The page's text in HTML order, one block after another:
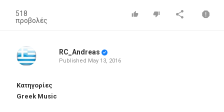
518
προβολές
RC_Andreas
Published May 13, 2016
Κατηγορίες
Greek Music